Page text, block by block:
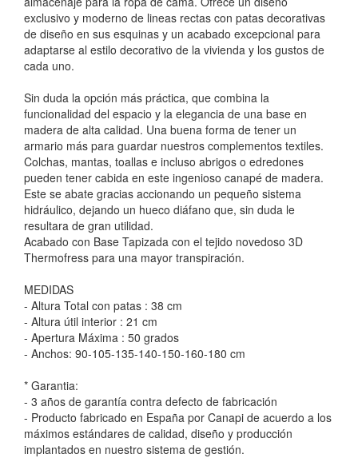
exclusivo y moderno de lineas rectas con patas decorativas
de diseño en sus esquinas y un acabado excepcional para
adaptarse al estilo decorativo de la vivienda y los gustos de
cada uno.
Sin duda la opción más práctica, que combina la
funcionalidad del espacio y la elegancia de una base en
madera de alta calidad. Una buena forma de tener un
armario más para guardar nuestros complementos textiles.
Colchas, mantas, toallas e incluso abrigos o edredones
pueden tener cabida en este ingenioso canapé de madera.
Este se abate gracias accionando un pequeño sistema
hidráulico, dejando un hueco diáfano que, sin duda le
resultara de gran utilidad.
Acabado con Base Tapizada con el tejido novedoso 3D
Thermofress para una mayor transpiración.
MEDIDAS
- Altura Total con patas : 38 cm
- Altura útil interior : 21 cm
- Apertura Máxima : 50 grados
- Anchos: 90-105-135-140-150-160-180 cm
* Garantia:
- 3 años de garantía contra defecto de fabricación
- Producto fabricado en España por Canapi de acuerdo a los
máximos estándares de calidad, diseño y producción
implantados en nuestro sistema de gestión.